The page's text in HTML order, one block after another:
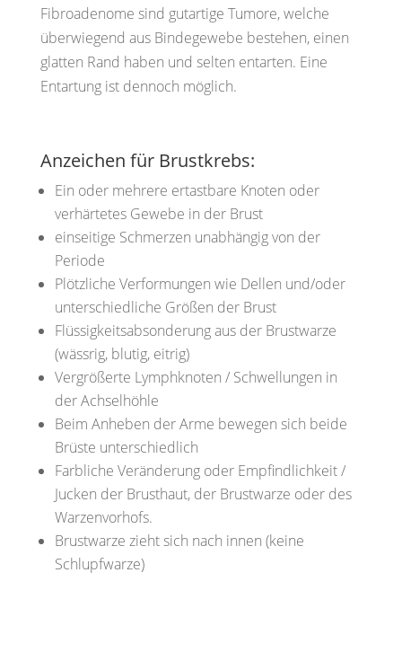
Fibroadenome sind gutartige Tumore, welche
überwiegend aus Bindegewebe bestehen, einen
glatten Rand haben und selten entarten. Eine
Entartung ist dennoch möglich.
Anzeichen für Brustkrebs:
Ein oder mehrere ertastbare Knoten oder
verhärtetes Gewebe in der Brust
einseitige Schmerzen unabhängig von der
Periode
Plötzliche Verformungen wie Dellen und/oder
unterschiedliche Größen der Brust
Flüssigkeitsabsonderung aus der Brustwarze
(wässrig, blutig, eitrig)
Vergrößerte Lymphknoten / Schwellungen in
der Achselhöhle
Beim Anheben der Arme bewegen sich beide
Brüste unterschiedlich
Farbliche Veränderung oder Empfindlichkeit /
Jucken der Brusthaut, der Brustwarze oder des
Warzenvorhofs.
Brustwarze zieht sich nach innen (keine
Schlupfwarze)